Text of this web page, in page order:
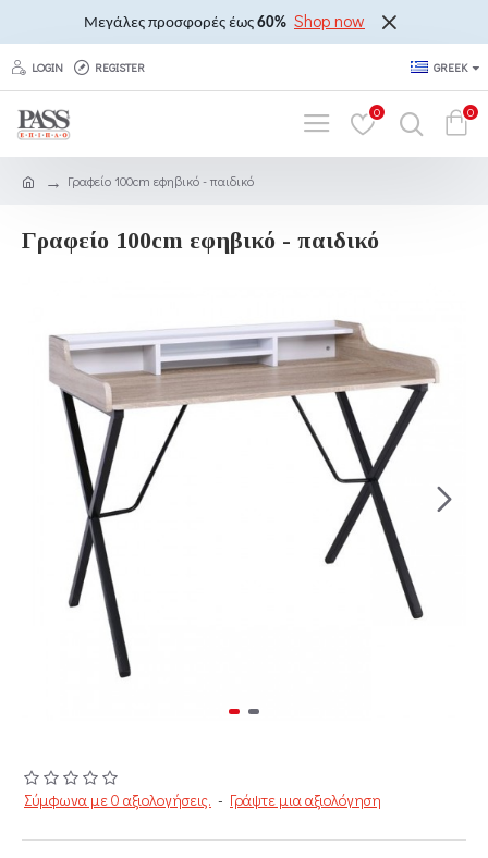
Μεγάλες προσφορές έως 60% Shop now
LOGIN REGISTER GREEK
0 0
Γραφείο 100cm εφηβικό - παιδικό
Γραφείο 100cm εφηβικό - παιδικό
Σύμφωνα με 0 αξιολογήσεις. - Γράψτε μια αξιολόγηση